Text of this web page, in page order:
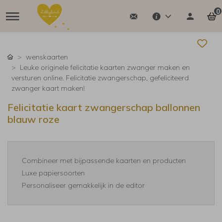
0
wenskaarten
Leuke originele felicitatie kaarten zwanger maken en
versturen online. Felicitatie zwangerschap, gefeliciteerd
zwanger kaart maken!
Felicitatie kaart zwangerschap ballonnen
blauw roze
Combineer met bijpassende kaarten en producten
Luxe papiersoorten
Personaliseer gemakkelijk in de editor